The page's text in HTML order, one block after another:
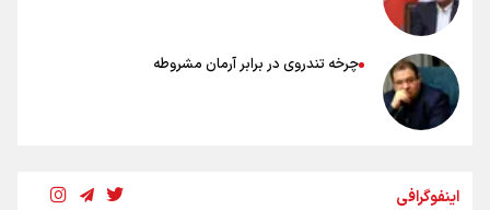
چرخه تندروی در برابر آرمان مشروطه
اینفوگرافی